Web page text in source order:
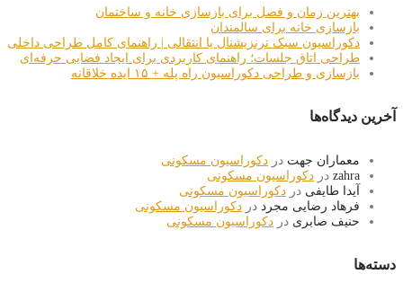
بهترین زمان و فصل برای بازسازی خانه و ساختمان
بازسازی خانه برای سالمندان
دکوراسیون سبک ترنزیشنال یا انتقالی | راهنمای کامل طراحی داخلی
طراحی اتاق جلسات؛ راهنمای کاربردی برای ایجاد فضایی حرفه‌ای
بازسازی و طراحی دکوراسیون راه پله + ۱۵ ایده خلاقانه
آخرین دیدگاه‌ها
معماران جهت در دکوراسیون مسکونی
zahra در دکوراسیون مسکونی
آیدا طایفی در دکوراسیون مسکونی
فرهاد رضایی مجرد در دکوراسیون مسکونی
حنیف صابری در دکوراسیون مسکونی
دسته‌ها